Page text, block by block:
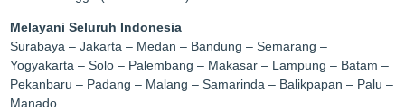
Melayani Seluruh Indonesia
Surabaya – Jakarta – Medan – Bandung – Semarang –
Yogyakarta – Solo – Palembang – Makasar – Lampung – Batam –
Pekanbaru – Padang – Malang – Samarinda – Balikpapan – Palu –
Manado